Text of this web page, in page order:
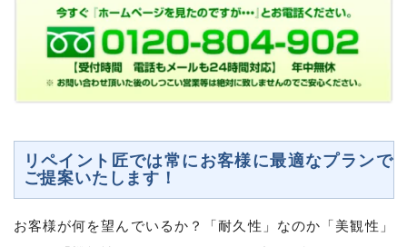
リペイント匠では常にお客様に最適なプランで
ご提案いたします！
お客様が何を望んでいるか？「耐久性」なのか「美観性」